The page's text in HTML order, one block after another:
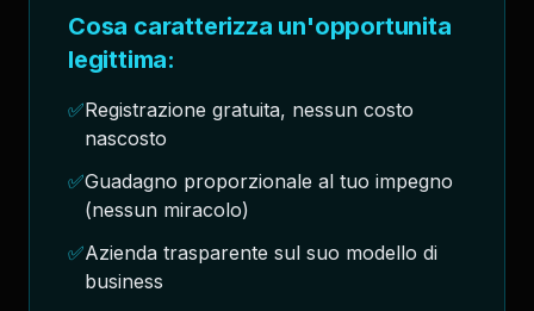
Cosa caratterizza un'opportunita
legittima:
✅Registrazione gratuita, nessun costo
nascosto
✅Guadagno proporzionale al tuo impegno
(nessun miracolo)
✅Azienda trasparente sul suo modello di
business